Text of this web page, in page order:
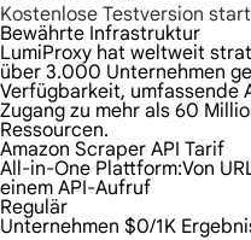
Kostenlose Testversion
Bewährte Infrastruktur
LumiProxy hat weltweit
über 3.000 Unternehmen
Verfügbarkeit, umfassende
Zugang zu mehr als 60
Ressourcen.
Amazon Scraper API Tarif
All-in-One Plattform:Von
einem API-Aufruf
Regulär
Unternehmen $0/1K